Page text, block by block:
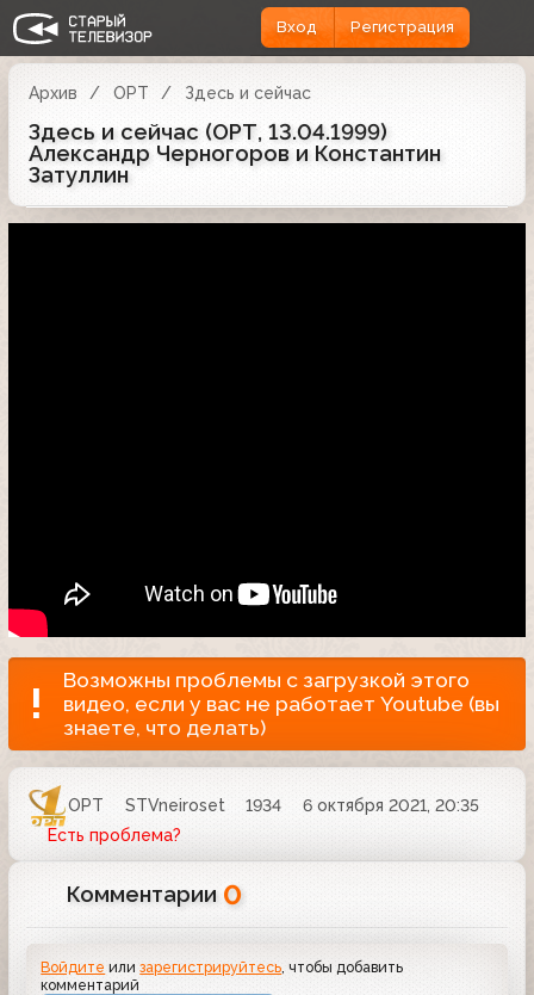
Вход Регистрация
Архив ОРТ Здесь и сейчас
Здесь и сейчас (ОРТ, 13.04.1999)
Александр Черногоров и Константин
Затуллин
Возможны проблемы с загрузкой этого
видео, если у вас не работает Youtube (вы
знаете, что делать)
ОРТ STVneiroset 1934
6 октября 2021, 20:35
Есть проблема?
Комментарии 0
Войдите илизарегистрируйтесь , чтобы добавить
комментарий